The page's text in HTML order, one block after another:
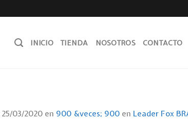
INICIO TIENDA NOSOTROS CONTACTO
25/03/2020 en 900 &veces; 900 en Leader Fox